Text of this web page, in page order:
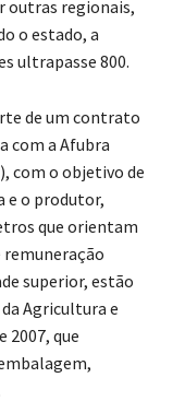
outras regionais,
o estado, a
ultrapasse 800.
de um contrato
com a Afubra
com o objetivo de
e o produtor,
que orientam
remuneração
superior, estão
Agricultura e
2007, que